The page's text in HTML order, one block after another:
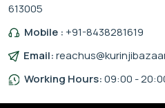
613005
Mobile :+91-8438281619
Email:
Working Hours:09:00 -